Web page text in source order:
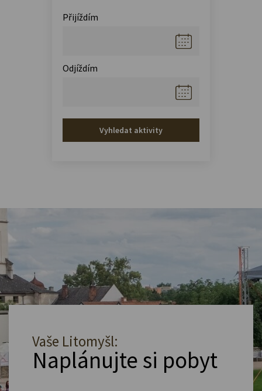
Přijíždím
Odjíždím
Vyhledat aktivity
Vaše Litomyšl:
Naplánujte si pobyt